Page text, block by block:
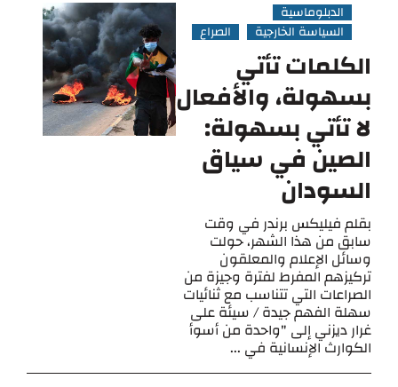
الدبلوماسية
السياسة الخارجية
الصراع
الكلمات تأتي
بسهولة، والأفعال
لا تأتي بسهولة:
الصين في سياق
السودان
بقلم فيليكس برندر في وقت
سابق من هذا الشهر، حولت
وسائل الإعلام والمعلقون
تركيزهم المفرط لفترة وجيزة من
الصراعات التي تتناسب مع ثنائيات
سهلة الفهم جيدة / سيئة على
غرار ديزني إلى "واحدة من أسوأ
الكوارث الإنسانية في ...